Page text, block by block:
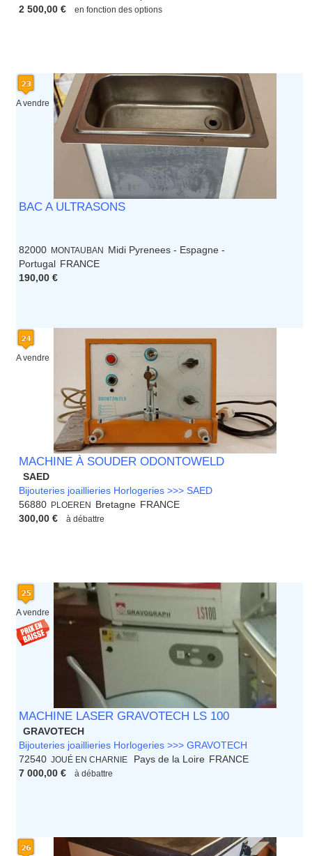
2 500,00 €
en fonction des options
A vendre
BAC A ULTRASONS
82000 MONTAUBAN
Midi Pyrenees - Espagne -
Portugal FRANCE
190,00 €
A vendre
MACHINE À SOUDER ODONTOWELD
SAED
Bijouteries joaillieries Horlogeries >>> SAED
56880
PLOEREN Bretagne FRANCE
300,00 €
à débattre
A vendre
MACHINE LASER GRAVOTECH LS 100
GRAVOTECH
Bijouteries joaillieries Horlogeries >>> GRAVOTECH
72540 JOUÉ EN CHARNIE Pays de la Loire FRANCE
7 000,00 €
à débattre